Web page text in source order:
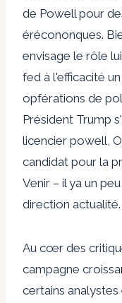
de Powell pour
érécononques.
envisage le rôle
fed à l'efficacité
opférations de
Président Trump
licencier powell,
candidat pour la
Venir – il ya un
direction actualité.
Au cœr des
campagne
certains